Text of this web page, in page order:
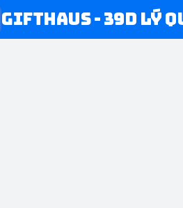
Gifthaus - 39D Lý